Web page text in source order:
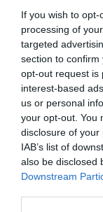
If you wish to
processing of
targeted
section to
opt-out request is
interest-based
us or personal
your opt-out. You
disclosure of
IAB’s list of
also be disclosed
Downstream
11:00 – 14:00 |
Από την ομάδα
Κεντρική Αυλή
11:00 – 12:00 &
μασκαράδες εν
Εικαστικό
Από το
Αποθήκη
11:30 – 13:00 |
Bubble Parade